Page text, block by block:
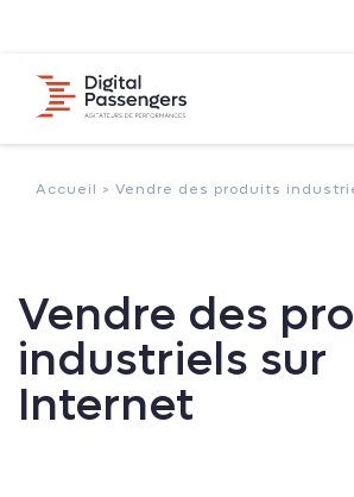
Accueil > Vendre des produits
Vendre des
industriels sur
Internet